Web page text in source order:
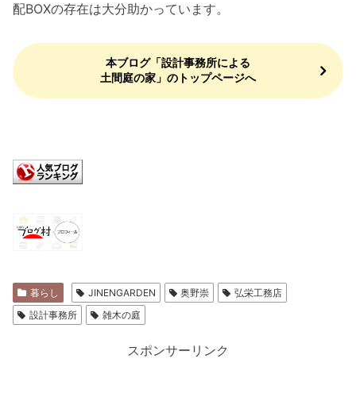
配BOXの存在は大分助かっています。
本ブログ「設計事務所による
土間庭の家」のトップページへ
暮らし JINENGARDEN 奥野崇
弘栄工務店
設計事務所
雑木の庭
スポンサーリンク